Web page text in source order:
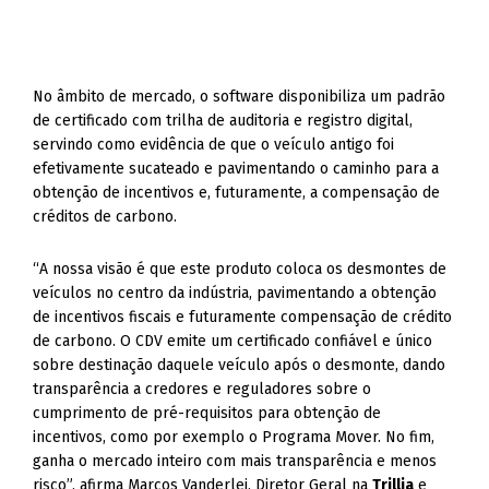
No âmbito de mercado, o software disponibiliza um padrão
de certificado com trilha de auditoria e registro digital,
servindo como evidência de que o veículo antigo foi
efetivamente sucateado e pavimentando o caminho para a
obtenção de incentivos e, futuramente, a compensação de
créditos de carbono.
“A nossa visão é que este produto coloca os desmontes de
veículos no centro da indústria, pavimentando a obtenção
de incentivos fiscais e futuramente compensação de crédito
de carbono. O CDV emite um certificado confiável e único
sobre destinação daquele veículo após o desmonte, dando
transparência a credores e reguladores sobre o
cumprimento de pré-requisitos para obtenção de
incentivos, como por exemplo o Programa Mover. No fim,
ganha o mercado inteiro com mais transparência e menos
risco”, afirma Marcos Vanderlei, Diretor Geral naTrillia e